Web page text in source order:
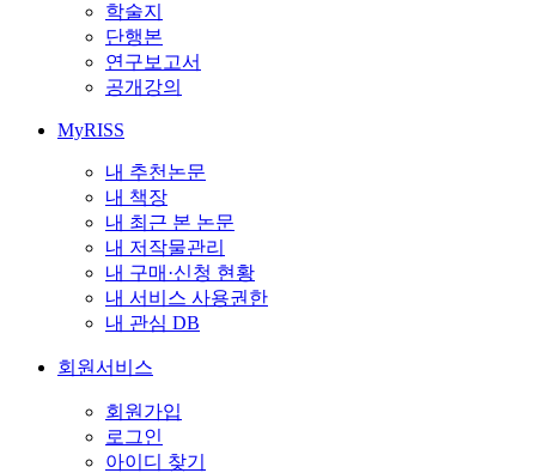
학술지
단행본
연구보고서
공개강의
MyRISS
내 추천논문
내 책장
내 최근 본 논문
내 저작물관리
내 구매·신청 현황
내 서비스 사용권한
내 관심 DB
회원서비스
회원가입
로그인
아이디 찾기